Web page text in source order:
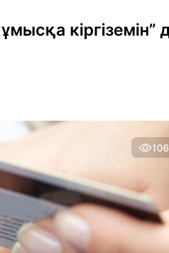
кіргіземін”